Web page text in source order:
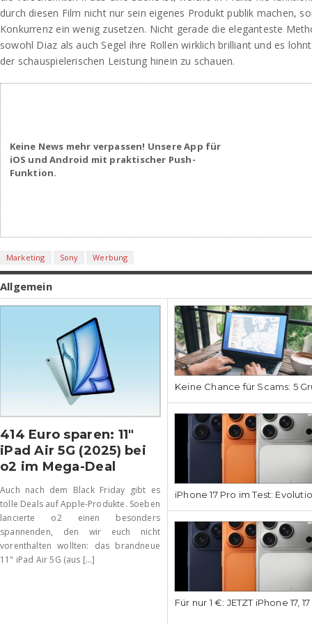
durch diesen Film nicht nur sein eigenes Produkt publik machen,
Konkurrenz ein wenig zusetzen. Nicht gerade die eleganteste
sowohl Diaz als auch Segel ihre Rollen wirklich brilliant und es
der schauspielerischen Leistung hinein zu schauen.
Keine News mehr verpassen! Unsere App für
iOS und Android mit praktischer Push-
Funktion.
Marketing Sony Werbung
Allgemein
414 Euro sparen: 11″
iPad Air 5G (2025) bei
o2 im Mega-Deal
Auch nach dem Black Friday gibt es
tolle Deals auf Apple-Produkte. Soeben
lancierte o2 einen besonders
spannenden, den wir euch nicht
vorenthalten wollten: das brandneue
11" iPad Air 5G (aus [...]
Keine Chance für Scams: 5
iPhone 17 Pro im Test:
Für nur 1 €: JETZT iPhone 17,